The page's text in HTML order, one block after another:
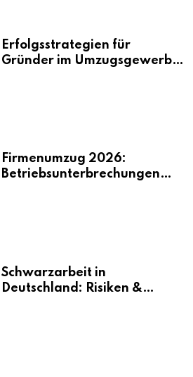
Erfolgsstrategien für
Gründer im Umzugsgewerbe
Firmenumzug 2026:
Betriebsunterbrechungen
Schwarzarbeit in
Deutschland: Risiken &